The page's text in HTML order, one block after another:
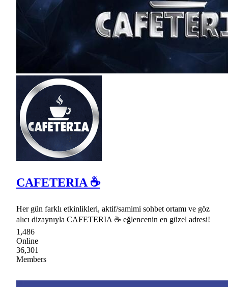
CAFETERIA ☕
Her gün farklı etkinlikleri, aktif/samimi sohbet ortamı ve göz
alıcı dizaynıyla CAFETERIA ☕ eğlencenin en güzel adresi!
1,486
Online
36,301
Members